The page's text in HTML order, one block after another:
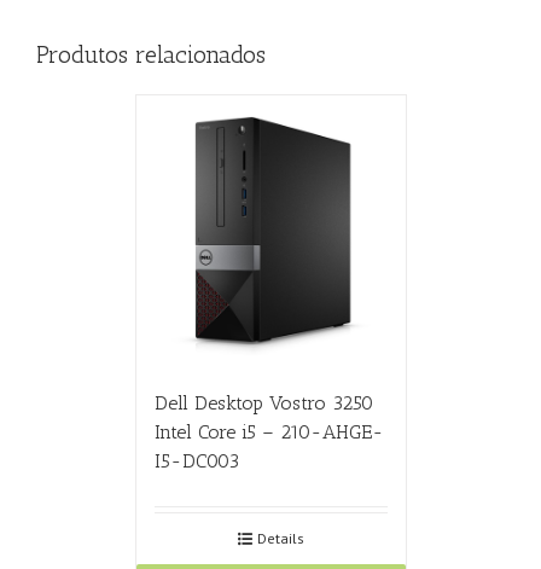
Produtos relacionados
Dell Desktop Vostro 3250
Intel Core i5 – 210-AHGE-
I5-DC003
Details